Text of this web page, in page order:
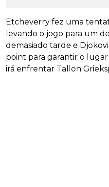
Etcheverry fez uma
levando o jogo para um
demasiado tarde e
point para garantir o
irá enfrentar Tallon